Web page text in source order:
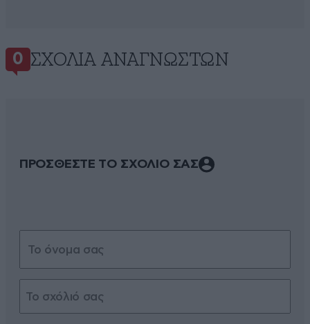
0 ΣΧΌΛΙΑ ΑΝΑΓΝΩΣΤΏΝ
ΠΡΟΣΘΕΣΤΕ ΤΟ ΣΧΟΛΙΟ ΣΑΣ